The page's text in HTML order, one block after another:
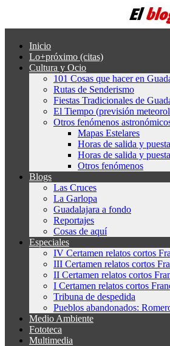
Inicio
Lo+próximo (citas)
Cultura y Ocio
101 Cosas que hacer en
Rutas de Senderismo
Fiestas Tradicionales de
El Tiempo (previsión
Otros fenómenos
Mapas Estelares
Horas de salida y
Horas de salida y
Otros fenómenos
Blogs
Las Cruces
La Garlopa
Guadalajara a fondo
Reportajes
Cosas de aquí
Especiales
IV Certamen relatos cortos
III Certamen relatos cortos
II Certamen relatos cortos
I Certamen relatos cortos
Tribuna de despedida
Pueblos abandonados:
Medio Ambiente
Fototeca
Multimedia